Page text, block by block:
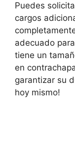
Puedes
cargos
adecuado
tiene un
en
garantizar su
hoy mismo!